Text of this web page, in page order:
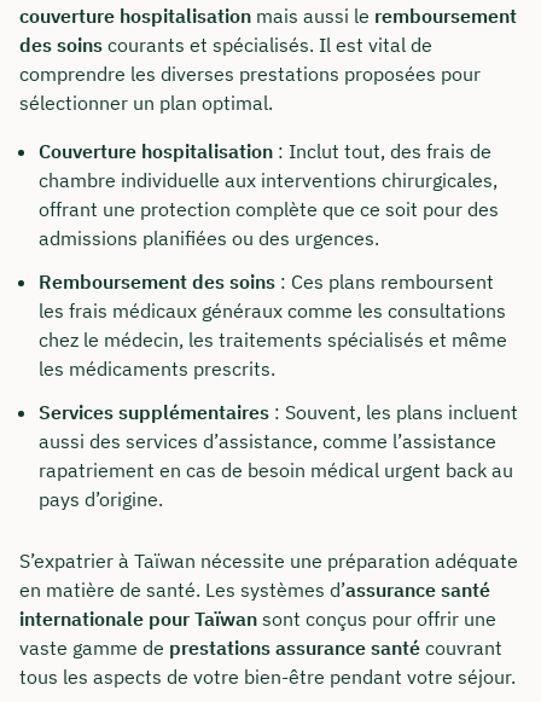
couverture hospitalisation mais aussi le remboursement
des soins courants et spécialisés. Il est vital de
comprendre les diverses prestations proposées pour
sélectionner un plan optimal.
Couverture hospitalisation : Inclut tout, des frais de
chambre individuelle aux interventions chirurgicales,
offrant une protection complète que ce soit pour des
admissions planifiées ou des urgences.
Remboursement des soins : Ces plans remboursent
les frais médicaux généraux comme les consultations
chez le médecin, les traitements spécialisés et même
les médicaments prescrits.
Services supplémentaires : Souvent, les plans incluent
aussi des services d’assistance, comme l’assistance
rapatriement en cas de besoin médical urgent back au
pays d’origine.
S’expatrier à Taïwan nécessite une préparation adéquate
en matière de santé. Les systèmes d’assurance santé
internationale pour Taïwan sont conçus pour offrir une
vaste gamme de prestations assurance santé couvrant
tous les aspects de votre bien-être pendant votre séjour.